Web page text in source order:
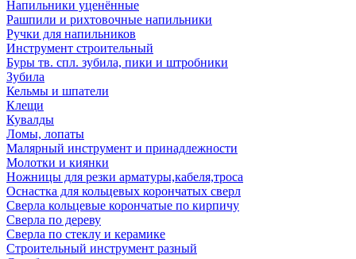
Напильники уценённые
Рашпили и рихтовочные напильники
Ручки для напильников
Инструмент строительный
Буры тв. спл. зубила, пики и штробники
Зубила
Кельмы и шпатели
Клещи
Кувалды
Ломы, лопаты
Малярный инструмент и принадлежности
Молотки и киянки
Ножницы для резки арматуры,кабеля,троса
Оснастка для кольцевых корончатых сверл
Сверла кольцевые корончатые по кирпичу
Сверла по дереву
Сверла по стеклу и керамике
Строительный инструмент разный